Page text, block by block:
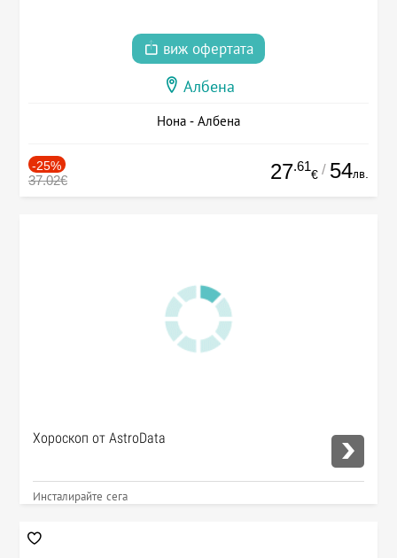
виж офертата
Албена
Нона - Албена
-25%
37.02€ 27.61
€ / 54лв.
Хороскоп от AstroData
Инсталирайте сега